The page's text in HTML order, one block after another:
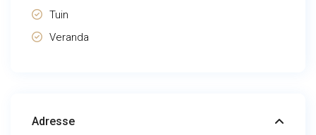
Tuin
Veranda
Adresse